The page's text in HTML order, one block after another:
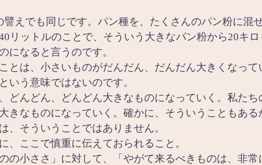
えでも同じです。パン種を、たくさんのパン粉に混
リットルのことで、そういう大きなパン粉から20キ
になると言うのです。
とは、小さいものがだんだん、だんだん大きくなって
いう意味ではないのです。
どんどん、どんどん大きなものになっていく。私た
きなものになっていく。確かに、そういうこともあ
、そういうことではありません。
ここで慎重に伝えておられること。
の小ささ」に対して、「やがて来るべきものは、非